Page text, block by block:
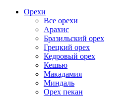
Орехи
Все орехи
Арахис
Бразильский орех
Грецкий орех
Кедровый орех
Кешью
Макадамия
Миндаль
Орех пекан